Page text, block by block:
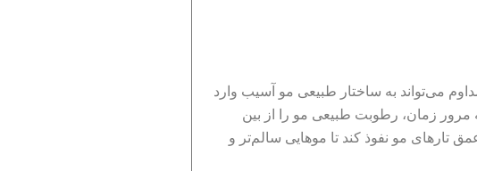
می‌تواند به ساختار طبیعی مو آسیب وارد
مرور زمان، رطوبت طبیعی مو را از بین
تارهای مو نفوذ کند تا موهایی سالم‌تر و